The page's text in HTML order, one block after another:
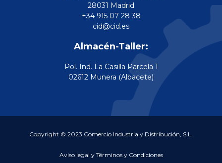
28031 Madrid
+34 915 07 28 38
cid@cid.es
Almacén-Taller:
Pol. Ind. La Casilla Parcela 1
02612 Munera (Albacete)
Copyright © 2023 Comercio Industria y Distribución, S.L.
Aviso legal y Términos y Condiciones